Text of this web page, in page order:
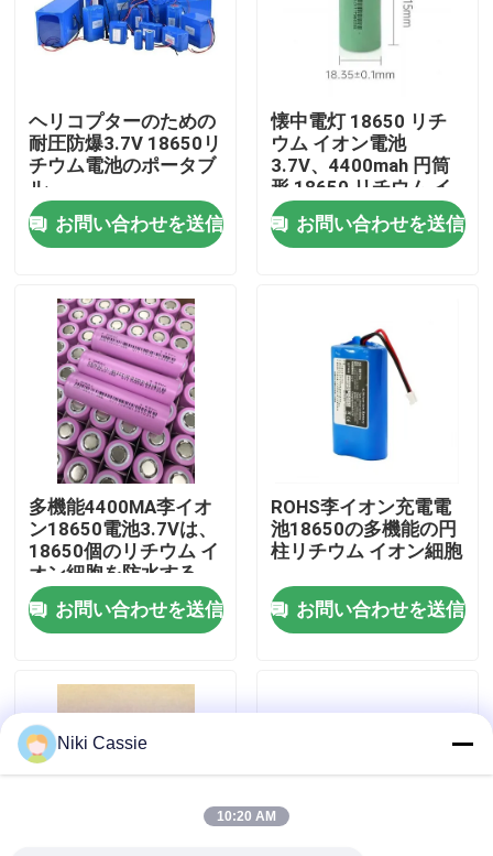
家
ビデオ
私達について
工場旅行
品質管理
接触米国
引用を要求しなさい
ヘリコプターのための
耐圧防爆3.7V 18650リ
チウム電池のポータブ
ル
お問い合わせを送信
懐中電灯 18650 リチ
ウム イオン電池
3.7V、4400mah 円筒
形 18650 リチウム イ
オン電池
お問い合わせを送信
多機能4400MA李イオ
ン18650電池3.7Vは、
18650個のリチウム イ
オン細胞を防水する
お問い合わせを送信
ROHS李イオン充電電
池18650の多機能の円
柱リチウム イオン細胞
お問い合わせを送信
Niki Cassie
10:20 AM